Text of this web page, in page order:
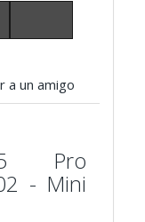
a un amigo
Pro
- Mini